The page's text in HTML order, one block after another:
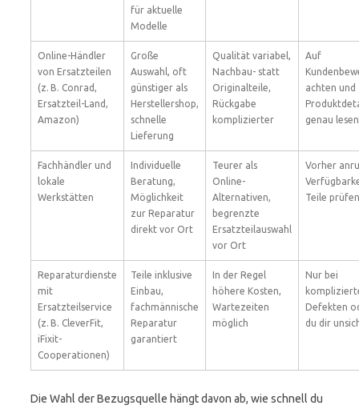
für aktuelle
Modelle
Online-Händler
von Ersatzteilen
(z. B. Conrad,
Ersatzteil-Land,
Amazon)
Große
Auswahl, oft
günstiger als
Herstellershop,
schnelle
Lieferung
Qualität variabel,
Nachbau- statt
Originalteile,
Rückgabe
komplizierter
Auf
achten und
genau lesen
Fachhändler und
lokale
Werkstätten
Individuelle
Beratung,
Möglichkeit
zur Reparatur
direkt vor Ort
Teurer als
Online-
Alternativen,
begrenzte
Ersatzteilauswahl
vor Ort
Vorher
Teile prüfen
Reparaturdienste
mit
Ersatzteilservice
(z. B. CleverFit,
iFixit-
Cooperationen)
Teile inklusive
Einbau,
fachmännische
Reparatur
garantiert
In der Regel
höhere Kosten,
Wartezeiten
möglich
Nur bei
Defekten
du dir
Die Wahl der Bezugsquelle hängt davon ab, wie schnell du